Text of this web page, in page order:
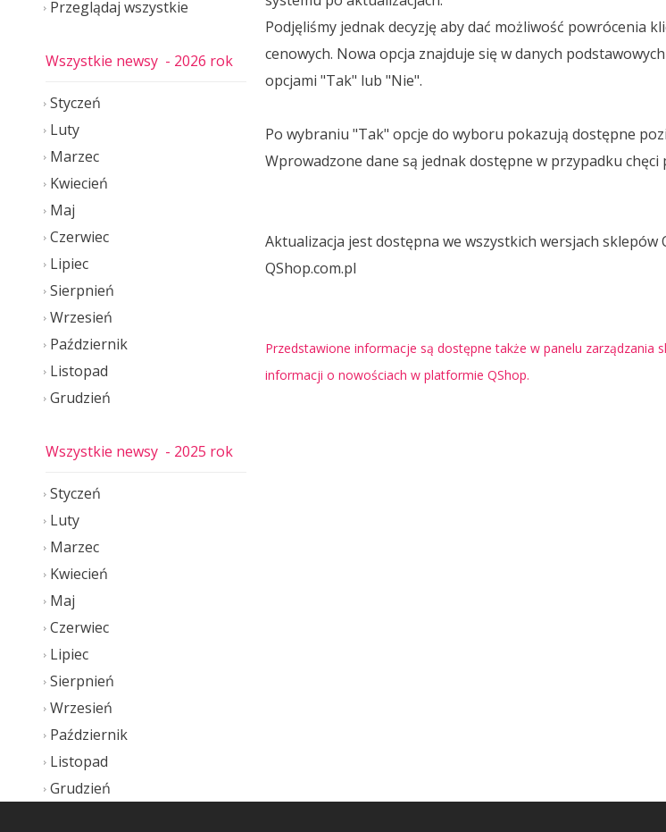
Przeglądaj wszystkie
Wszystkie newsy - 2026 rok
Styczeń
Luty
Marzec
Kwiecień
Maj
Czerwiec
Lipiec
Sierpnień
Wrzesień
Październik
Listopad
Grudzień
Wszystkie newsy - 2025 rok
Styczeń
Luty
Marzec
Kwiecień
Maj
Czerwiec
Lipiec
Sierpnień
Wrzesień
Październik
Listopad
Grudzień
Podjęliśmy jednak decyzję aby dać możliwość powrócenia
cenowych. Nowa opcja znajduje się w danych
opcjami "Tak" lub "Nie".
Po wybraniu "Tak" opcje do wyboru pokazują dostępne
Wprowadzone dane są jednak dostępne w przypadku
Aktualizacja jest dostępna we wszystkich wersjach sklepów
QShop.com.pl
Przedstawione informacje są dostępne także w panelu zarządzania
informacji o nowościach w platformie QShop.